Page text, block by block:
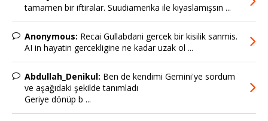
tamamen bir iftiralar. Suudiamerika ile kıyaslamışsın ...
Anonymous: Recai Gullabdani gercek bir kisilik sanmis.
AI in hayatin gercekligine ne kadar uzak ol ...
Abdullah_Denikul: Ben de kendimi Gemini'ye sordum
ve aşağıdaki şekilde tanımladı
Geriye dönüp b ...